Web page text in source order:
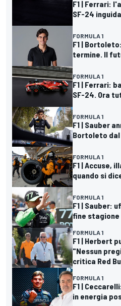
F1 | Ferrari:
SF-24
FORMULA 1
F1 |
termine. Il
FORMULA 1
F1 | Ferrari:
SF-24. Ora
FORMULA 1
F1 | Sauber
Bortoleto dal
FORMULA 1
F1 | Accuse,
quando si
FORMULA 1
F1 | Sauber:
fine stagione
FORMULA 1
F1 | Herbert
"Nessun
critica Red
FORMULA 1
F1 |
in energia